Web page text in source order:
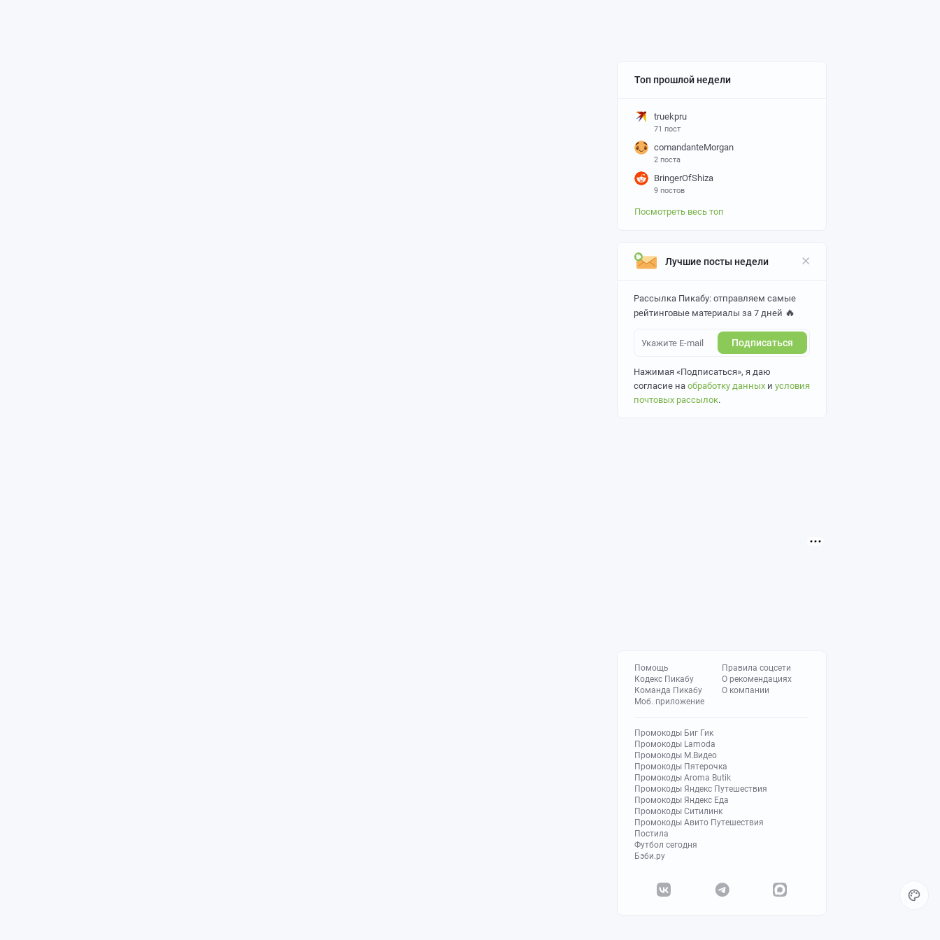
Топ прошлой недели
truekpru
71 пост
comandanteMorgan
2 поста
BringerOfShiza
9 постов
Посмотреть весь топ
Лучшие посты недели
Рассылка Пикабу: отправляем самые
рейтинговые материалы за 7 дней 🔥
Подписаться
Нажимая «Подписаться», я даю
согласие на обработку данных и условия
почтовых рассылок.
Помощь
Кодекс Пикабу
Команда Пикабу
Моб. приложение
Правила соцсети
О рекомендациях
О компании
Промокоды Биг Гик
Промокоды Lamoda
Промокоды М.Видео
Промокоды Пятерочка
Промокоды Aroma Butik
Промокоды Яндекс Путешествия
Промокоды Яндекс Еда
Промокоды Ситилинк
Промокоды Авито Путешествия
Постила
Футбол сегодня
Бэби.ру